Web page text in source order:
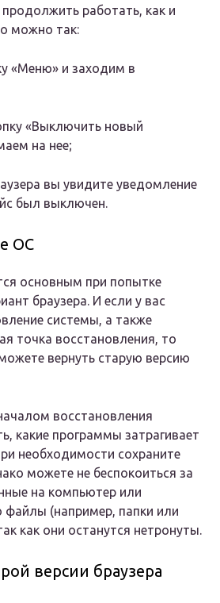
работать, как и
можно так:
«Меню» и заходим в
«Выключить новый
на нее;
вы увидите уведомление
был выключен.
ОС
основным при попытке
браузера. И если у вас
системы, а также
точка восстановления, то
вернуть старую версию
восстановления
какие программы затрагивает
необходимости сохраните
можете не беспокоиться за
на компьютер или
файлы (например, папки или
как они останутся нетронуты.
версии браузера